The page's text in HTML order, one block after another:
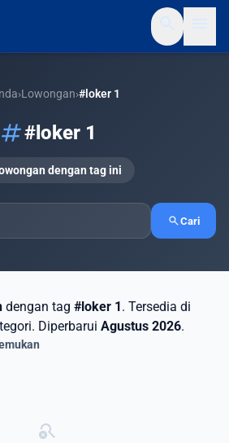
›Lowongan›#loker 1
tag#loker 1
dengan tag ini
searchCari
dengan tag #loker 1. Tersedia di
Diperbarui Agustus 2026.
search_off